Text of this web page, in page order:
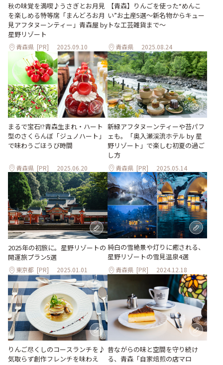
秋の味覚を満喫♪うさぎとお月見
を楽しめる特等席「まんどろお月
見アフタヌーンティー」青森屋 by
星野リゾート
青森県 [PR] 2025.09.10
【青森】りんごを使った“めんこ
い”お土産5選～新名物からキュー
トな工芸雑貨まで～
青森県 2025.08.24
まるで宝石!?青森生まれ・ハート
型のさくらんぼ「ジュノハート」
で味わうごほうび時間
青森県 [PR] 2025.06.20
新緑アフタヌーンティーや苔パフ
ェも。「奥入瀬渓流ホテル by 星
野リゾート」で楽しむ初夏の過ご
し方
青森県 [PR] 2025.05.14
2025年の初旅に。星野リゾートの
開運旅プラン5選
東京都 [PR] 2025.01.01
純白の雪絶景や灯りに癒される、
星野リゾートの雪見温泉4選
青森県 [PR] 2024.12.18
りんご尽くしのコースランチを♪
気取らず創作フレンチを味わえ
昔ながらの味と空間を守り続け
る、青森「自家焙煎の店マロ